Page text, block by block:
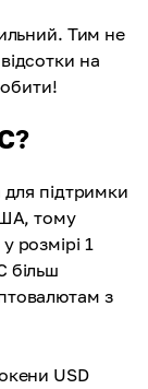
Тим не
на
підтримки
тому
розмірі 1
більш
з
USD